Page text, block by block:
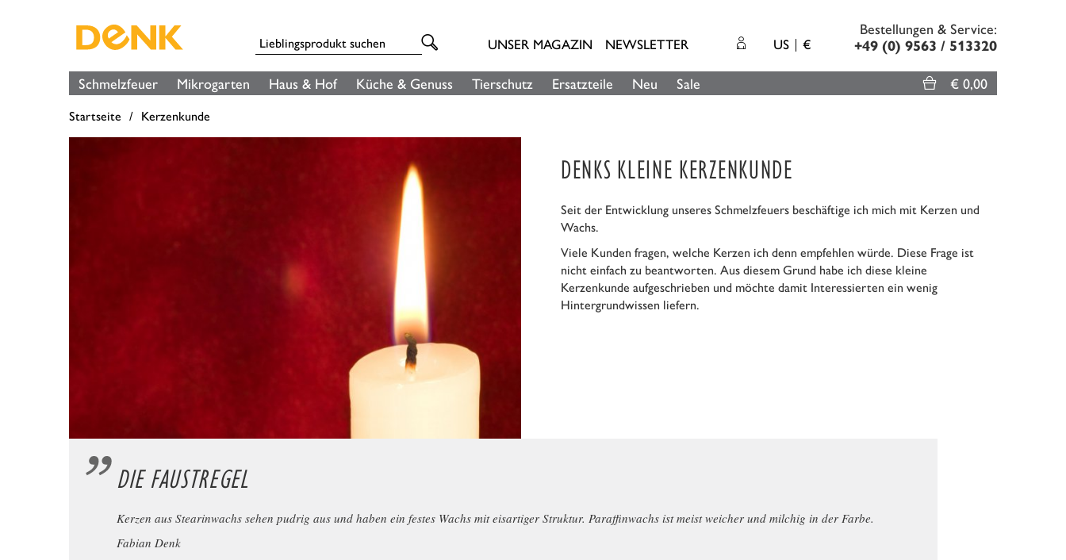
UNSER MAGAZIN NEWSLETTER US €
Bestellungen & Service:
+49 (0) 9563 / 513320
Schmelzfeuer Mikrogarten Haus & Hof Küche & Genuss Tierschutz Ersatzteile Neu Sale € 0,00
Startseite Kerzenkunde
DENKS KLEINE KERZENKUNDE
Seit der Entwicklung unseres Schmelzfeuers beschäftige ich mich mit Kerzen und
Wachs.
Viele Kunden fragen, welche Kerzen ich denn empfehlen würde. Diese Frage ist
nicht einfach zu beantworten. Aus diesem Grund habe ich diese kleine
Kerzenkunde aufgeschrieben und möchte damit Interessierten ein wenig
Hintergrundwissen liefern.
DIE FAUSTREGEL
Kerzen aus Stearinwachs sehen pudrig aus und haben ein festes Wachs mit eisartiger Struktur. Paraffinwachs ist meist weicher und milchig in der Farbe.
Fabian Denk